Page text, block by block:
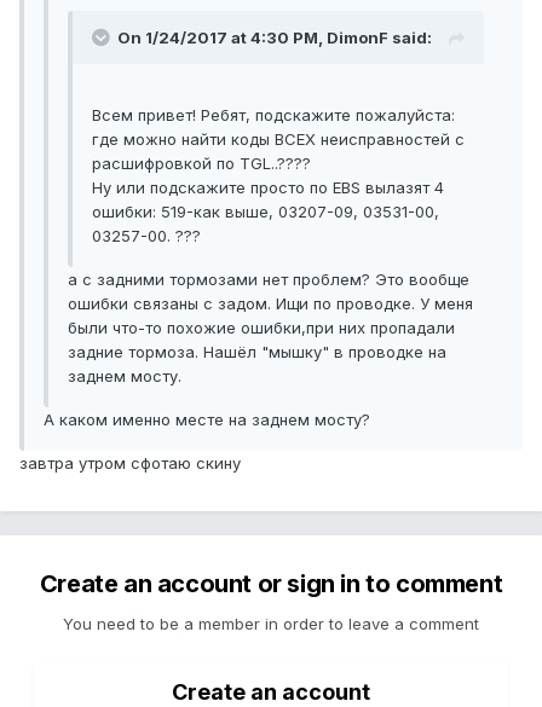
On 1/24/2017 at 4:30 PM, DimonF said:
Всем привет! Ребят, подскажите пожалуйста:
где можно найти коды ВСЕХ неисправностей с
расшифровкой по TGL..????
Ну или подскажите просто по EBS вылазят 4
ошибки: 519-как выше, 03207-09, 03531-00,
03257-00. ???
а с задними тормозами нет проблем? Это вообще
ошибки связаны с задом. Ищи по проводке. У меня
были что-то похожие ошибки,при них пропадали
задние тормоза. Нашёл "мышку" в проводке на
заднем мосту.
А каком именно месте на заднем мосту?
завтра утром сфотаю скину
Create an account or sign in to comment
You need to be a member in order to leave a comment
Create an account